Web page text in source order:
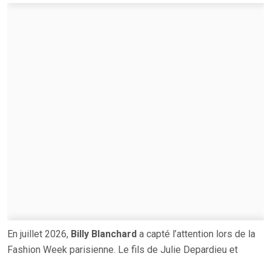
En juillet 2026, Billy Blanchard a capté l’attention lors de la
Fashion Week parisienne. Le fils de Julie Depardieu et